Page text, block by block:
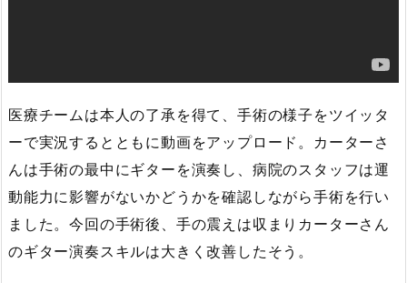
医療チームは本人の了承を得て、手術の様子をツイッタ
ーで実況するとともに動画をアップロード。カーターさ
んは手術の最中にギターを演奏し、病院のスタッフは運
動能力に影響がないかどうかを確認しながら手術を行い
ました。今回の手術後、手の震えは収まりカーターさん
のギター演奏スキルは大きく改善したそう。